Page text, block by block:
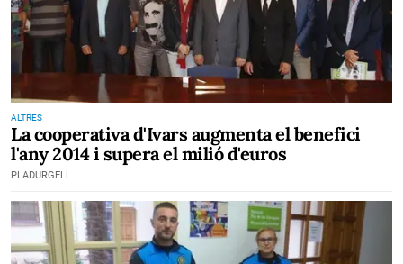
ALTRES
La cooperativa d'Ivars augmenta el benefici
l'any 2014 i supera el milió d'euros
PLADURGELL